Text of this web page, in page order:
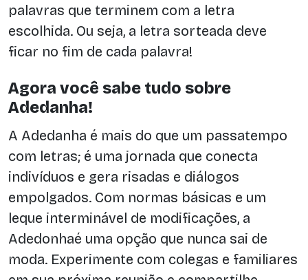
palavras que terminem com a letra
escolhida. Ou seja, a letra sorteada deve
ficar no fim de cada palavra!
Agora você sabe tudo sobre
Adedanha!
A Adedanha é mais do que um passatempo
com letras; é uma jornada que conecta
indivíduos e gera risadas e diálogos
empolgados. Com normas básicas e um
leque interminável de modificações, a
Adedonhaé uma opção que nunca sai de
moda. Experimente com colegas e familiares